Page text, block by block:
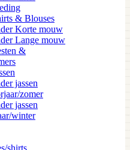
& Blouses
Korte mouw
Lange mouw
&
jassen
zomer
jassen
winter